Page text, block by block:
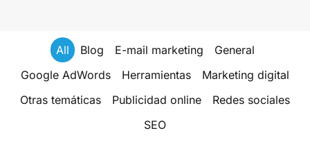
Blog E-mail marketing
General
Google AdWords
Herramientas
Marketing digital
Otras temáticas
Publicidad online
Redes sociales
SEO
All